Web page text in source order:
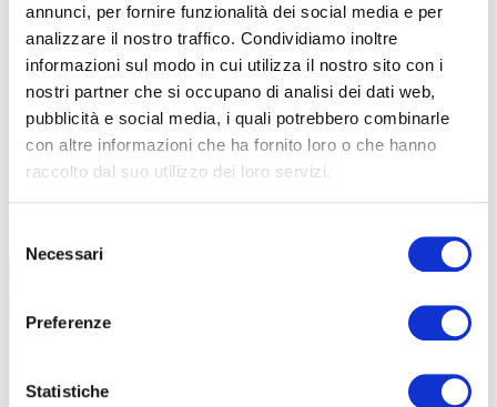
annunci, per fornire funzionalità dei social media e per
analizzare il nostro traffico. Condividiamo inoltre
informazioni sul modo in cui utilizza il nostro sito con i
nostri partner che si occupano di analisi dei dati web,
pubblicità e social media, i quali potrebbero combinarle
con altre informazioni che ha fornito loro o che hanno
raccolto dal suo utilizzo dei loro servizi.
delNecessari
Preferenze
Statistiche
TUTTE LE CATEGORIE DEL MAGAZINE